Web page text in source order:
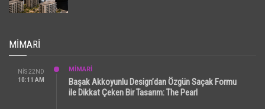
MIMARI
NIS 22ND
10:11 AM
MİMARİ
Başak Akkoyunlu Design’dan Özgün Saçak Formu
ile Dikkat Çeken Bir Tasarım: The Pearl